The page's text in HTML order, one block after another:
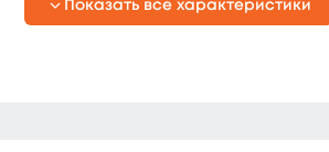
Показать все характеристики